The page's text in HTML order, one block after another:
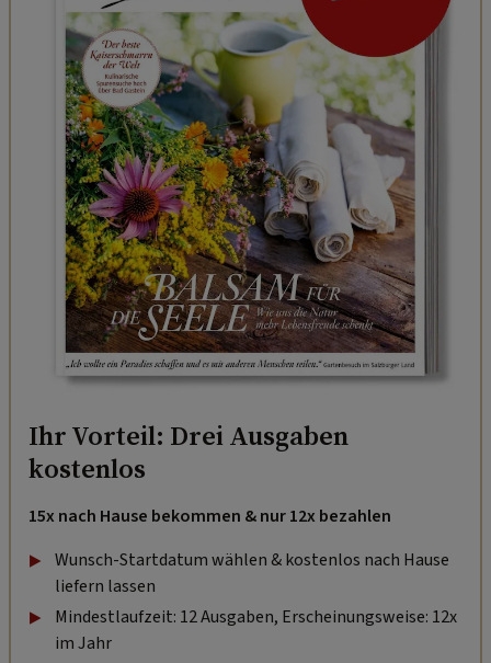
Ihr Vorteil: Drei Ausgaben
kostenlos
15x nach Hause bekommen & nur 12x bezahlen
Wunsch-Startdatum wählen & kostenlos nach Hause
liefern lassen
Mindestlaufzeit: 12 Ausgaben, Erscheinungsweise: 12x
im Jahr